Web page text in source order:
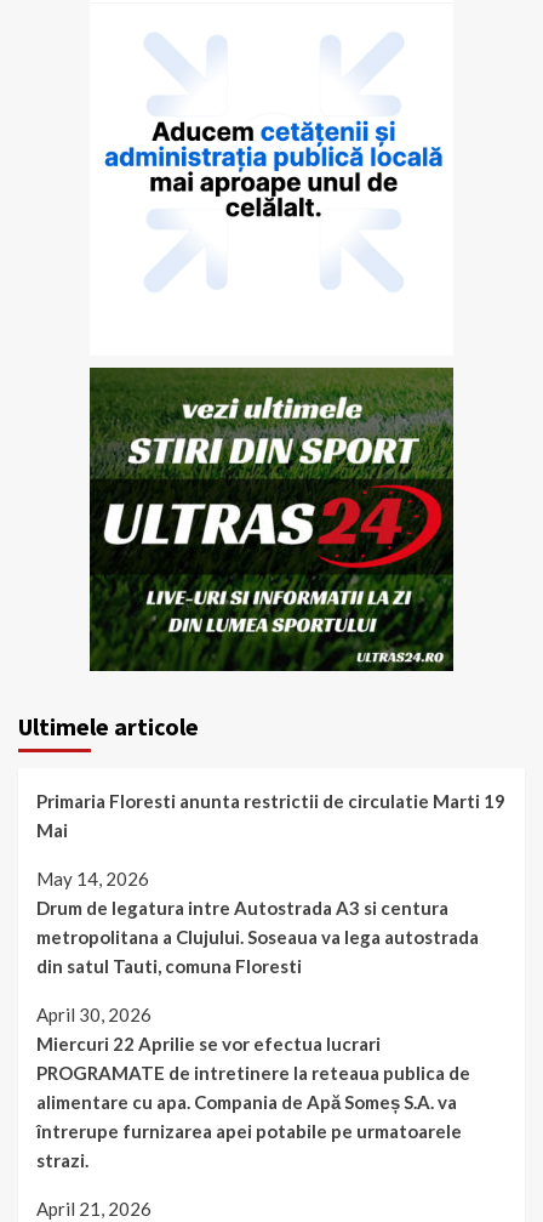
Ultimele articole
Primaria Floresti anunta restrictii de circulatie Marti 19
Mai
May 14, 2026
Drum de legatura intre Autostrada A3 si centura
metropolitana a Clujului. Soseaua va lega autostrada
din satul Tauti, comuna Floresti
April 30, 2026
Miercuri 22 Aprilie se vor efectua lucrari
PROGRAMATE de intretinere la reteaua publica de
alimentare cu apa. Compania de Apă Someș S.A. va
întrerupe furnizarea apei potabile pe urmatoarele
strazi.
April 21, 2026